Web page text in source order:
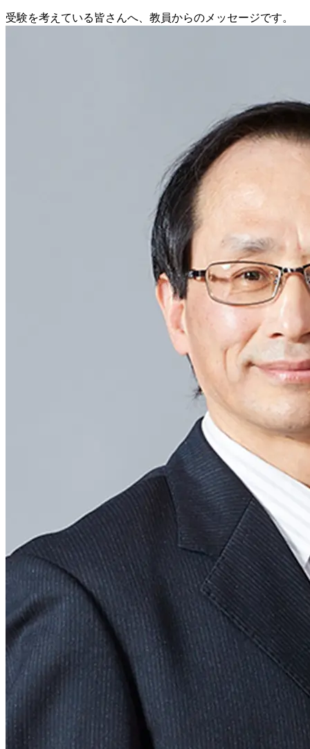
受験を考えている皆さんへ、教員からのメッセージです。